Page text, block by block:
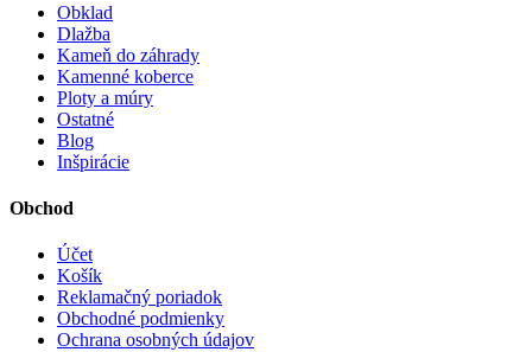
Obklad
Dlažba
Kameň do záhrady
Kamenné koberce
Ploty a múry
Ostatné
Blog
Inšpirácie
Obchod
Účet
Košík
Reklamačný poriadok
Obchodné podmienky
Ochrana osobných údajov